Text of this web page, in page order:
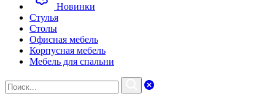
Новинки
Стулья
Столы
Офисная мебель
Корпусная мебель
Мебель для спальни